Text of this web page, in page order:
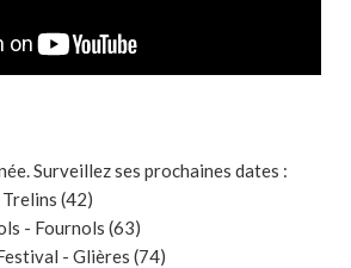
Surveillez ses prochaines dates :
(42)
- Fournols (63)
- Glières (74)